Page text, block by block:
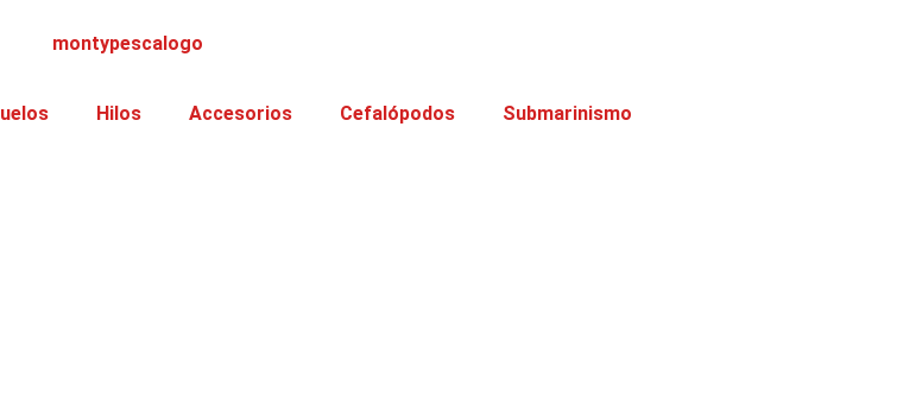
Hilos Accesorios Cefalópodos Submarinismo